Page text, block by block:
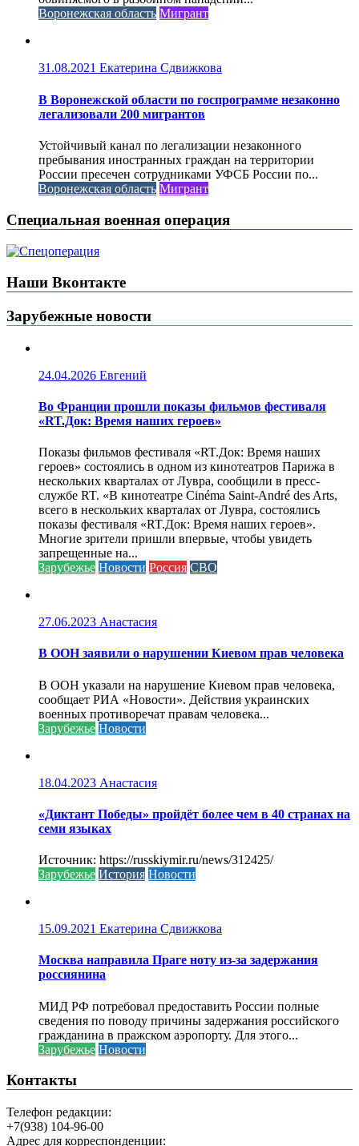
Воронежская область Мигрант
31.08.2021 Екатерина Сдвижкова
В Воронежской области по госпрограмме незаконно
легализовали 200 мигрантов
Устойчивый канал по легализации незаконного
пребывания иностранных граждан на территории
России пресечен сотрудниками УФСБ России по...
Воронежская область Мигрант
Специальная военная операция
Наши Вконтакте
Зарубежные новости
24.04.2026 Евгений
Во Франции прошли показы фильмов фестиваля
«RT.Док: Время наших героев»
Показы фильмов фестиваля «RT.Док: Время наших
героев» состоялись в одном из кинотеатров Парижа в
нескольких кварталах от Лувра, сообщили в пресс-
службе RT. «В кинотеатре Cinéma Saint-André des Arts,
всего в нескольких кварталах от Лувра, состоялись
показы фестиваля «RT.Док: Время наших героев».
Многие зрители пришли впервые, чтобы увидеть
запрещенные на...
Зарубежье Новости Россия СВО
27.06.2023 Анастасия
В ООН заявили о нарушении Киевом прав человека
В ООН указали на нарушение Киевом прав человека,
сообщает РИА «Новости». Действия украинских
военных противоречат правам человека...
Зарубежье Новости
18.04.2023 Анастасия
«Диктант Победы» пройдёт более чем в 40 странах на
семи языках
Источник: https://russkiymir.ru/news/312425/
Зарубежье История Новости
15.09.2021 Екатерина Сдвижкова
Москва направила Праге ноту из-за задержания
россиянина
МИД РФ потребовал предоставить России полные
сведения по поводу причины задержания российского
гражданина в пражском аэропорту. Для этого...
Зарубежье Новости
Контакты
Телефон редакции:
+7(938) 104-96-00
Адрес для корреспонденции: